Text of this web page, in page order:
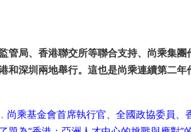
管局、香港聯交所等聯合支持、尚乘集團
深圳兩地舉行。這也是尚乘連續第二年
尚乘基金會首席執行官、全國政協委員、